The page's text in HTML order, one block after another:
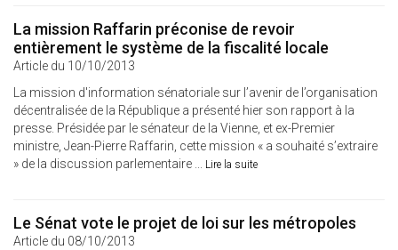
La mission Raffarin préconise de revoir
entièrement le système de la fiscalité locale
Article du 10/10/2013
La mission d'information sénatoriale sur l’avenir de l’organisation
décentralisée de la République a présenté hier son rapport à la
presse. Présidée par le sénateur de la Vienne, et ex-Premier
ministre, Jean-Pierre Raffarin, cette mission « a souhaité s’extraire
» de la discussion parlementaire ... Lire la suite
Le Sénat vote le projet de loi sur les métropoles
Article du 08/10/2013